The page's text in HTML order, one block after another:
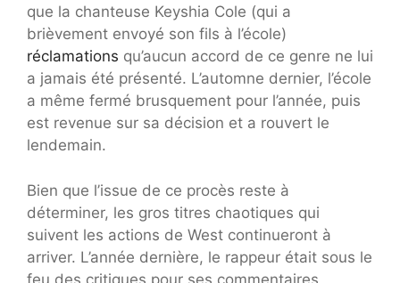
que la chanteuse Keyshia Cole (qui a
brièvement envoyé son fils à l’école)
réclamations qu’aucun accord de ce genre ne lui
a jamais été présenté. L’automne dernier, l’école
a même fermé brusquement pour l’année, puis
est revenue sur sa décision et a rouvert le
lendemain.
Bien que l’issue de ce procès reste à
déterminer, les gros titres chaotiques qui
suivent les actions de West continueront à
arriver. L’année dernière, le rappeur était sous le
feu des critiques pour ses commentaires